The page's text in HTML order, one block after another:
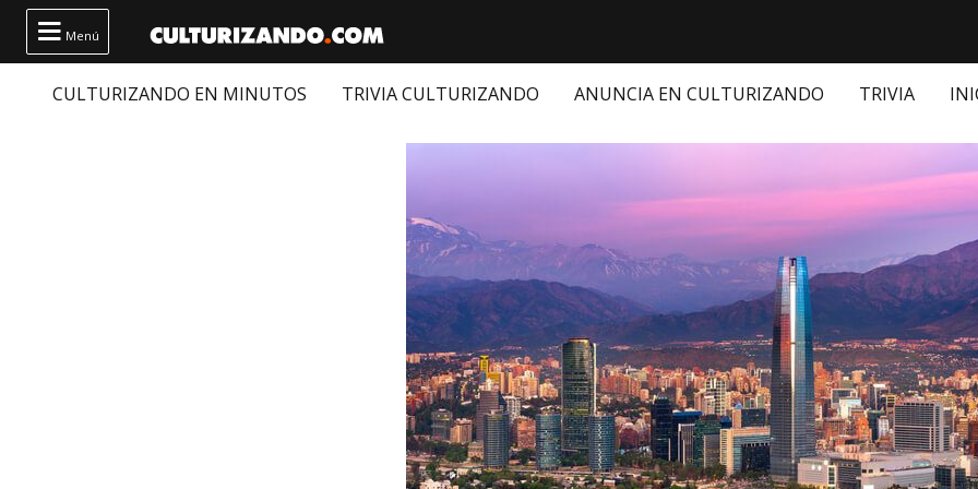
 Menú
CULTURIZANDO EN MINUTOS TRIVIA CULTURIZANDO ANUNCIA EN CULTURIZANDO TRIVIA